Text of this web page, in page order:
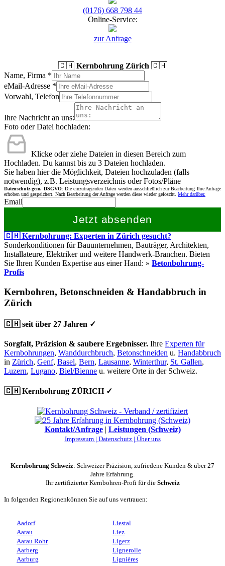
(0176) 668 798 44
Online-Service:
zur Anfrage
🇨🇭 Kernbohrung Zürich 🇨🇭
Name, Firma *
eMail-Adresse *
Vorwahl, Telefon
Ihre Nachricht an uns:
Foto oder Datei hochladen:
Klicke oder ziehe Dateien in diesen Bereich zum
Hochladen. Du kannst bis zu 3 Dateien hochladen.
Sie haben hier die Möglichkeit, Dateien hochzuladen (falls
notwendig), z.B. Leistungsverzeichnis oder Fotos/Pläne
Datenschutz gem. DSGVO: Die einzutragenden Daten werden ausschließlich zur Bearbeitung Ihre Anfrage
erhoben und gespeichert. Nach Bearbeitung der Anfrage werden diese wieder gelöscht. Mehr darüber.
Email
Jetzt absenden
🇨🇭 Kernbohrung: Experten in Zürich gesucht?
Sonderkonditionen für Bauunternehmen, Bauträger, Architekten,
Installateure, Elektriker und weitere Handwerk-Branchen. Bieten
Sie Ihren Kunden Expertise aus einer Hand: » Betonbohrung-
Profis
Kernbohren, Betonschneiden & Handabbruch in
Zürich
🇨🇭 seit über 27 Jahren ✓
Sorgfalt, Präzision & saubere Ergebnisser. Ihre Experten für
Kernbohrungen, Wanddurchbruch, Betonschneiden u. Handabbruch
in Zürich, Genf, Basel, Bern, Lausanne, Winterthur, St. Gallen,
Luzern, Lugano, Biel/Bienne u. weitere Orte in der Schweiz.
🇨🇭 Kernbohrung ZÜRICH ✓
Kontakt/Anfrage| Leistungen (Schweiz)
Impressum | Datenschutz | Über uns
Kernbohrung Schweiz: Schweizer Präzision, zufriedene Kunden & über 27
Jahre Erfahrung.
Ihr zertifizierter Kernbohren-Profi für die Schweiz
In folgenden Regionenkönnen Sie auf uns vertrauen:
Aadorf
Aarau
Aarau Rohr
Aarberg
Aarburg
Liestal
Liez
Ligerz
Lignerolle
Lignières